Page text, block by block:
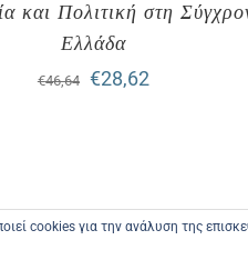
και Πολιτική στη
Ελλάδα
€46,64
Original
€28,62Η
€28,62.
cookies για την ανάλυση της